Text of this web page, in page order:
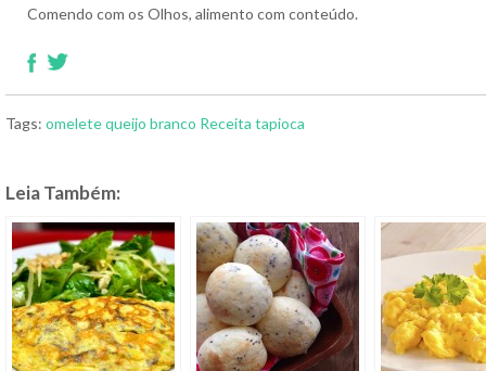
Comendo com os Olhos, alimento com conteúdo.
Tags: omeletequeijo branco Receita tapioca
Leia Também: